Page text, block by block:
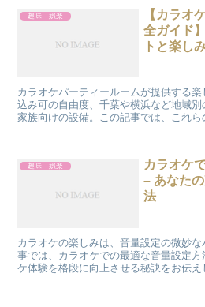
趣味 娯楽
【カラオ
全ガイド
トと楽し
カラオケパーティールームが提供する
込み可の自由度、千葉や横浜など地域別
家族向けの設備。この記事では、これ
趣味 娯楽
カラオケ
– あなた
法
カラオケの楽しみは、音量設定の微妙
事では、カラオケでの最適な音量設定
ケ体験を格段に向上させる秘訣をお伝え